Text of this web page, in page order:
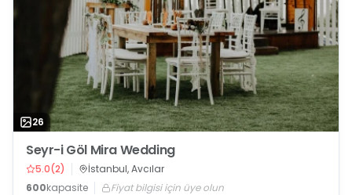
26
Seyr-i Göl Mira Wedding
5.0(2)
İstanbul, Avcılar
600kapasite Fiyat bilgisi için üye olun